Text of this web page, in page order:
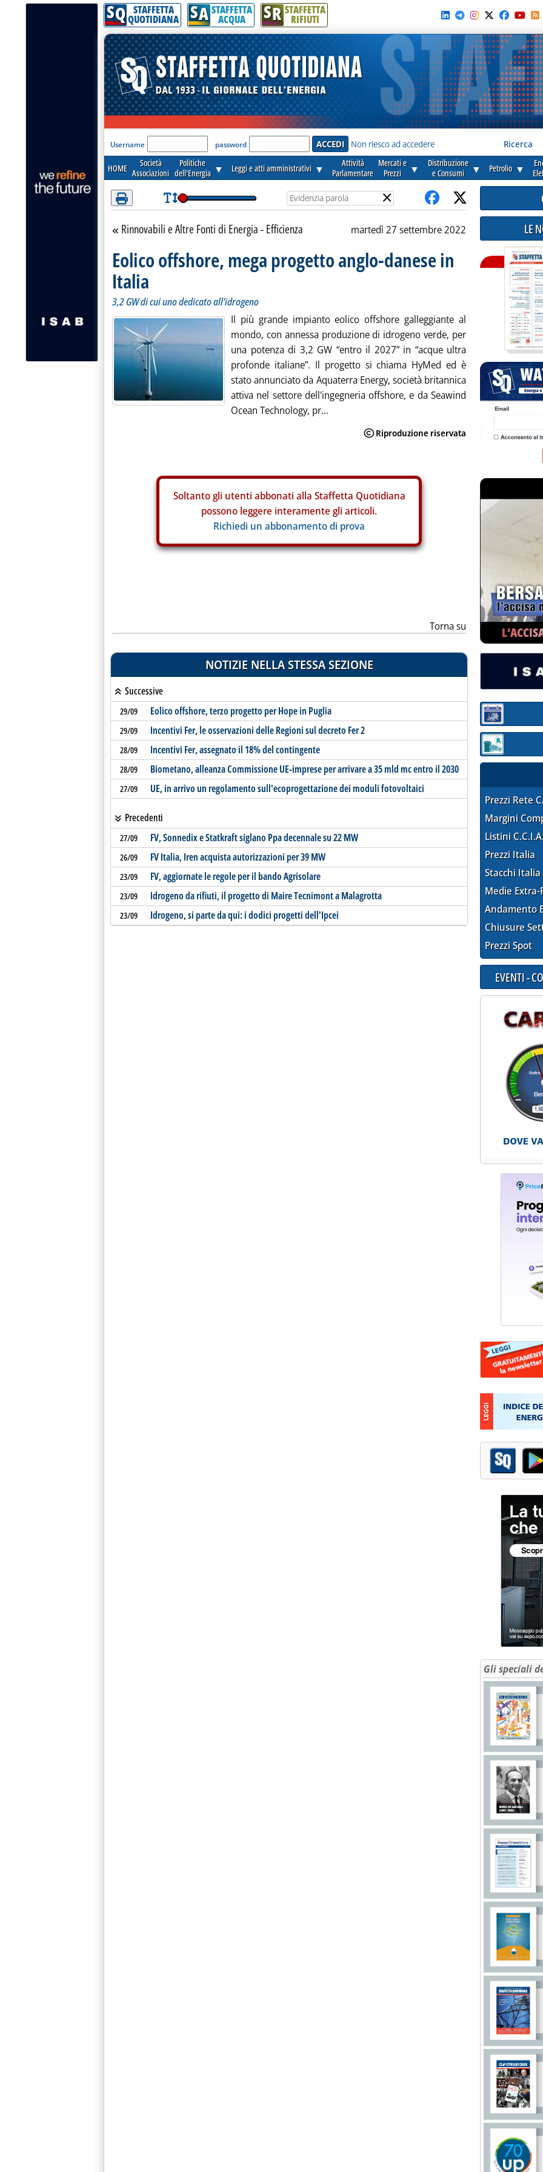
Attenzione! Esegui l'accesso per lèggere interamente la notizia.
SQ STAFFETTA
QUOTIDIANA SA STAFFETTA
ACQUA SR STAFFETTA
RIFIUTI
'Modulo Login per accedere'
Username password Non riesco ad accedere Ricerca
HOME
Società
Associazioni
Politiche
dell'Energia ▼ Leggi e atti amministrativi ▼
Attività
Parlamentare
Mercati e
Prezzi
▼
Distribuzione
e Consumi
▼ Petrolio ▼
×
Torna alla sezione
Rinnovabili e Altre Fonti di Energia - Efficienza martedì 27 settembre 2022
Eolico offshore, mega progetto anglo-danese in
Italia
3,2 GW di cui uno dedicato all'idrogeno
Il più grande impianto eolico offshore galleggiante al
mondo, con annessa produzione di idrogeno verde, per
una potenza di 3,2 GW “entro il 2027” in “acque ultra
profonde italiane”. Il progetto si chiama HyMed ed è
stato annunciato da Aquaterra Energy, società britannica
attiva nel settore dell'ingegneria offshore, e da Seawind
Ocean Technology, pr...
Soltanto gli utenti abbonati alla Staffetta Quotidiana
possono leggere interamente gli articoli.
Richiedi un abbonamento di prova
Torna su
NOTIZIE NELLA STESSA SEZIONE
Successive
29/09 Eolico offshore, terzo progetto per Hope in Puglia
29/09 Incentivi Fer, le osservazioni delle Regioni sul decreto Fer 2
28/09 Incentivi Fer, assegnato il 18% del contingente
28/09 Biometano, alleanza Commissione UE-imprese per arrivare a 35 mld mc entro il 2030
27/09 UE, in arrivo un regolamento sull'ecoprogettazione dei moduli fotovoltaici
Precedenti
27/09 FV, Sonnedix e Statkraft siglano Ppa decennale su 22 MW
26/09 FV Italia, Iren acquista autorizzazioni per 39 MW
23/09 FV, aggiornate le regole per il bando Agrisolare
23/09 Idrogeno da rifiuti, il progetto di Maire Tecnimont a Malagrotta
23/09 Idrogeno, si parte da qui: i dodici progetti dell'Ipcei
LE
Sezione:
Sezione:
Prezzi Rete
Margini
Listini
Prezzi Italia
Stacchi Italia
Medie Extra-
Andamento
Chiusure
Prezzi Spot
EVENTI -
Gli speciali